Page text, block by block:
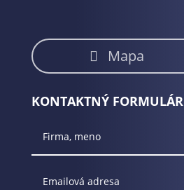
Mapa
KONTAKTNÝ FORMULÁR